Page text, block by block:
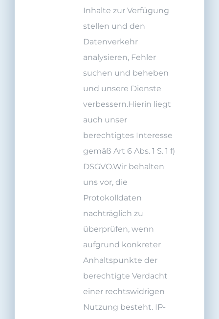
Inhalte zur Verfügung
stellen und den
Datenverkehr
analysieren, Fehler
suchen und beheben
und unsere Dienste
verbessern.Hierin liegt
auch unser
berechtigtes Interesse
gemäß Art 6 Abs. 1 S. 1 f)
DSGVO.Wir behalten
uns vor, die
Protokolldaten
nachträglich zu
überprüfen, wenn
aufgrund konkreter
Anhaltspunkte der
berechtigte Verdacht
einer rechtswidrigen
Nutzung besteht. IP-